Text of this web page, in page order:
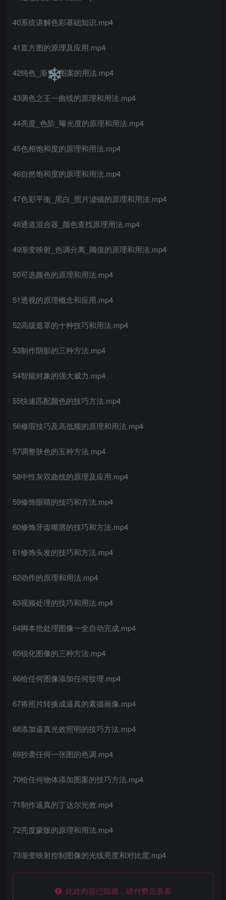
40系统讲解色彩基础知识.mp4
41直方图的原理及应用.mp4
42纯色_渐变_图案的用法.mp4
43调色之王一曲线的原理和用法.mp4
44亮度_色阶_曝光度的原理和用法.mp4
45色相饱和度的原理和用法.mp4
46自然饱和度的原理和用法.mp4
47色彩平衡_黑白_照片滤镜的原理和用法.mp4
48通道混合器_颜色查找原理用法.mp4
49渐变映射_色调分离_阈值的原理和用法.mp4
50可选颜色的原理和用法.mp4
51透视的原理概念和应用.mp4
52高级遮罩的十种技巧和用法.mp4
53制作阴影的三种方法.mp4
54智能对象的强大威力.mp4
55快速匹配颜色的技巧方法.mp4
56修瑕技巧及高低频的原理和用法.mp4
57调整肤色的五种方法.mp4
58中性灰双曲线的原理及应用.mp4
59修饰眼睛的技巧和方法.mp4
60修饰牙齿嘴唇的技巧和方法.mp4
61修饰头发的技巧和方法.mp4
62动作的原理和用法.mp4
63视频处理的技巧和用法.mp4
64脚本批处理图像一全自动完成.mp4
65锐化图像的三种方法.mp4
66给任何图像添加任何纹理.mp4
67将照片转换成逼真的素描画像.mp4
68添加逼真光效照明的技巧方法.mp4
69抄袭任何一张图的色调.mp4
70给任何物体添加图案的技巧方法.mp4
71制作逼真的丁达尔光效.mp4
72亮度蒙版的原理和用法.mp4
73渐变映射控制图像的光线亮度和对比度.mp4
此处内容已隐藏，请付费后查看
❄